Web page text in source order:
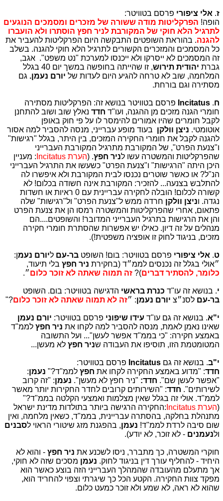
ז. אלי ציפורי פרסם בטוויטר:
הופה! הפרקליטות מודה ששורה של מזכרים ומסמכים הנוגעים
לתרגיל הלא חוקי של המקורבת לניר חפץ הוסתרו ולא הועברו
להגנה. בהוראת השופטים התבקשה היום הפרקליטות להעביר את
כל המסמכים והמזכרים הקשורים לתרגיל הלא חוקי להגנה. בשלב
זה המסמכים לא ייסרקו ולא ייכנסו למערכת "נט משפט". אגב,
גברת יהודית תירוש
, זו שהייתה בחופשה במשך יום 40 בגלל
המלחמה, שוב לא טרחה להגיע היום לעדות של יורם נעמן. גם
מסתירה וגם בורחת.
ח.
Incitatus פרסם בטוויטר בנושא זה: הפרקליטות מסתירה
חומרי הגנה מזכים מן ההגנה, ועו"ד חדד נאלץ שוב ושוב להתחנן
לקבל חומרים שהיו אמורים להימסר לו על פי חוק באופן
אוטומטי. ניצן וולקן בעוד מופע עברייני, מנסה להסביר למה אסור
להגנה לקבל את חומרי החקירה המזכים, בין היתר, בגלל "רגישות"
ו"צנעת הפרט", של המקורבת מתרגיל המקורבת העברייני
שהפרקליטות והמשטרה עשו לניר חפץ. (הערת Incitatus
: מעניין
היכן היתה "הרגישות" ו"צנעת הפרט" כשעשו את התרגיל העברייני
הנ"ל? או כאשר שוטרים נכנסו לבית המקורבת ולא איפשרו לה
להתלבש בצנעה... להזכיר: המקורבת אינה חשודה בכלום! לא
קשורה לכלום! הובלה לחקירה עבריינית עם 0 ראיות או חשדות
נגדה. וניצן וולקן חרדה ממש ל"צנעת הפרט" ול"רגישות" שלה
פתאום, אחרי שהפרקליטות והמשטרה רמסו הן את צנעת הפרט
והן את הרגישות בתרגיל העברייני המדובר! והשופטים....הם
מנהלים על זה דיון. כאילו יש אפשרות שהסתרת חומרי חקירה
מזכים, בניגוד לחוק זו אופציה משפטית!).
ט. אלי ציפורי פרסם בטוויטר: בום! השופט בר-עם ליורם נעמן:
״אולי בגלל זה נכנסים לממ״ד (בחקירת ניר חפץ בלי תיעוד,
כלומר, להסתיר דברים)? זה תמוה שאתה לא זוכר כלום״.
י. בנושא זה עו"ד כנרת בראשי הדגישה בטוויטר: בום. השופט
בר-עם לסנ״צ יורם נעמן: ״זה לא תמוה שאתה לא זוכר כלום?"
י"א. בנושא זה גם עו"ד עידו שיפוני פרסם בטוויטר: יורם נעמן
שאינו נאמן לאמת, מנסה להסביר למה לקחו את ניר חפץ לממ"ד
באמצע חקירה: "כי בממ"ד אפשר לעשן"... ועל התשובה
המטומטמת הזו, תוסיפו את העבודה שניר חפץ לא מעשן...
י"ב. בנושא זה גם Incitatus פרסם בטוויטר:
חדד: "מדוע באמצע החקירה לקחו את חפץ לממ"ד?" נעמן:
"אפשר לעשן שם". חדד: "ניר חפץ לא מעשן". נעמן: "זה קרוב
לשירותים". חדד: "השירותים קרובים לחדר החקירות יותר מאשר
לממ"ד. אולי זה בגלל שאין מצלמות ואמצעי הקלטה בממ"ד?"
(הערת Incitatus
:החקירה הרגישה ביותר בתולדות מדינת ישראל
מתנהלת בחלקה, בהסתרה עבריינית, בממ"ד, כשאין מלחמה, ואין
שום סיבה לרדת לממ"ד! נעמן, בהפגנת מזג שיטורי הראוי לסבנים
ולנעמנים - לא זוכר, לא יודע).
חוקרי המשטרה, כך מתברר, ניסו לשכנע את ניר חפץ - והוא לא
היחיד - להחליף עורך דין בניגוד לחוק. נעמן מסכים שזה לא חוקי,
אך מתעלם מהעובדה שהמהלך העברייני הזה בוצע כאשר הוא
מפקד צוות החקירה. הקטע הכל כך שיגרתי וצפוי להחריד הוא,
שהוא לא ראה, לא שמע ולא זוכר כמעט כלום.